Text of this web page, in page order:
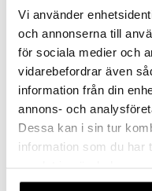
Vi använder
och annonserna till
för sociala medier och
vidarebefordrar även
information från din
annons- och
Dessa kan i sin tur
information som du har
våra cookies vid